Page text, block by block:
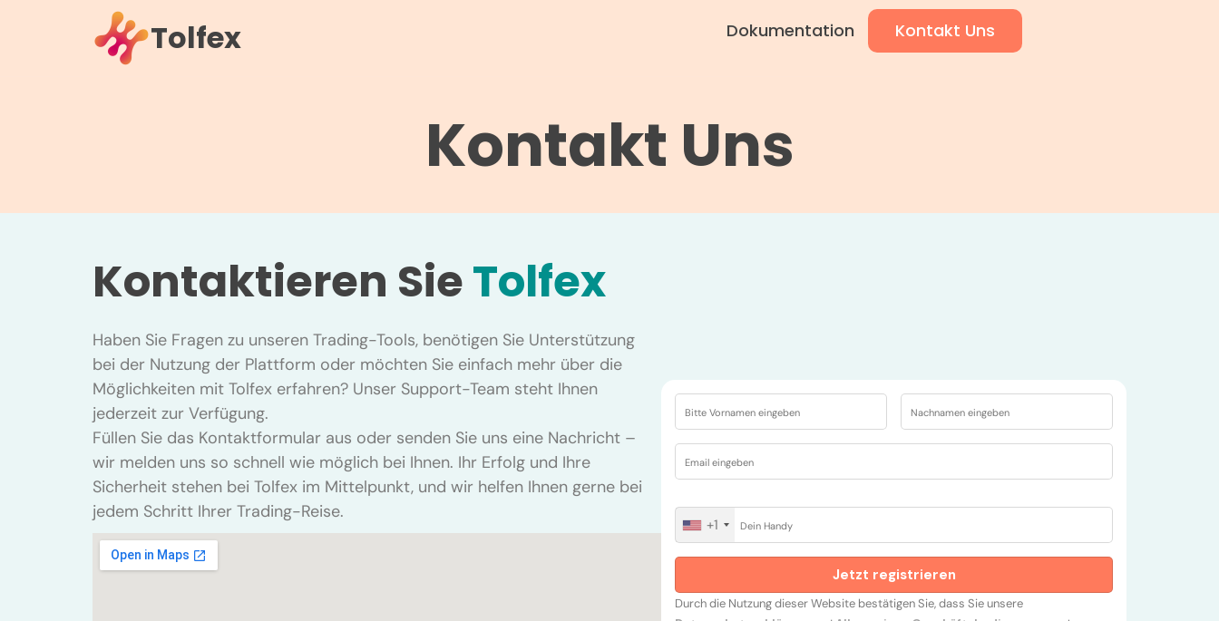
Tolfex Dokumentation Kontakt Uns
Kontakt Uns
Kontaktieren SieTolfex
Haben Sie Fragen zu unseren Trading-Tools, benötigen Sie Unterstützung
bei der Nutzung der Plattform oder möchten Sie einfach mehr über die
Möglichkeiten mit Tolfex erfahren? Unser Support-Team steht Ihnen
jederzeit zur Verfügung.
Füllen Sie das Kontaktformular aus oder senden Sie uns eine Nachricht –
wir melden uns so schnell wie möglich bei Ihnen. Ihr Erfolg und Ihre
Sicherheit stehen bei Tolfex im Mittelpunkt, und wir helfen Ihnen gerne bei
jedem Schritt Ihrer Trading-Reise.
U
n
t
+1
Durch die Nutzung dieser Website bestätigen Sie, dass Sie unsere